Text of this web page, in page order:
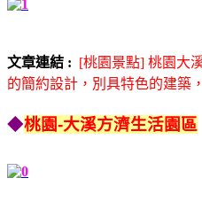
文章連結 : [桃園景點] 桃園大
的簡約設計，別具特色的建築
◆桃園-大溪方濟生活園區